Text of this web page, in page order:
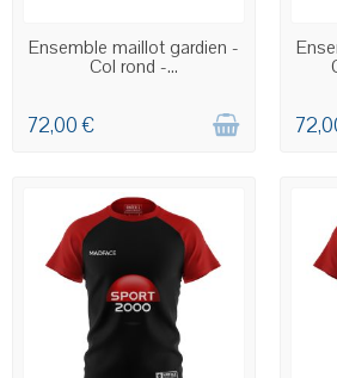
COMMANDE PERSONNALISÉE
Ensemble maillot gardien -
Col rond -...
72,00 €